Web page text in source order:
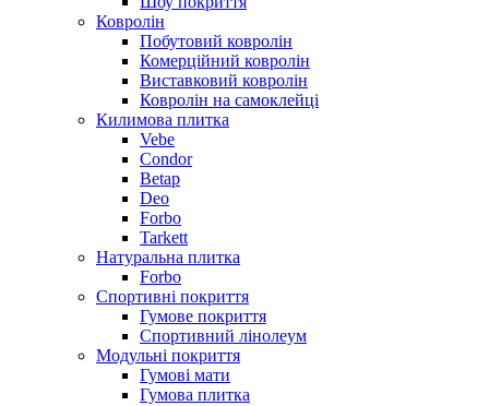
Ковролін
Побутовий ковролін
Комерційний ковролін
Виставковий ковролін
Ковролін на самоклейці
Килимова плитка
Vebe
Condor
Betap
Deo
Forbo
Tarkett
Натуральна плитка
Forbo
Спортивні покриття
Гумове покриття
Спортивний лінолеум
Модульні покриття
Гумові мати
Гумова плитка